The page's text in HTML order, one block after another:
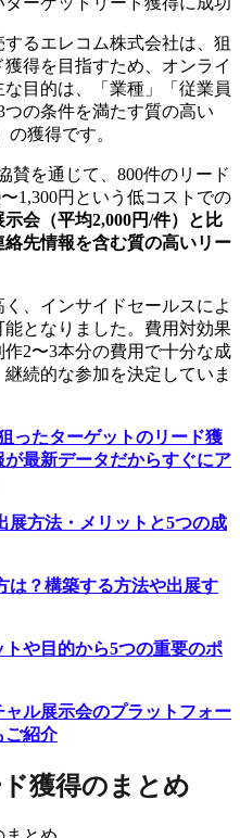
るエレコム株式会社は、狙
得を目指すため、オンライ
目的は、「業種」「従業員
の条件を満たす質の高い
獲得です。
賛を通じて、800件のリード
1,300円という低コストでの
会（平均2,000円/件）と比
先情報を含む質の高いリー
、インサイドセールスによ
となりました。費用対効果
2〜3本分の費用で十分な成
続的な参加を決定していま
ったターゲットのリード獲
最新データだからすぐにア
展方法・メリットと5つの成
は？構築する方法や出展す
や目的から5つの重要のポ
ル展示会のプラットフォー
ご紹介
獲得のまとめ